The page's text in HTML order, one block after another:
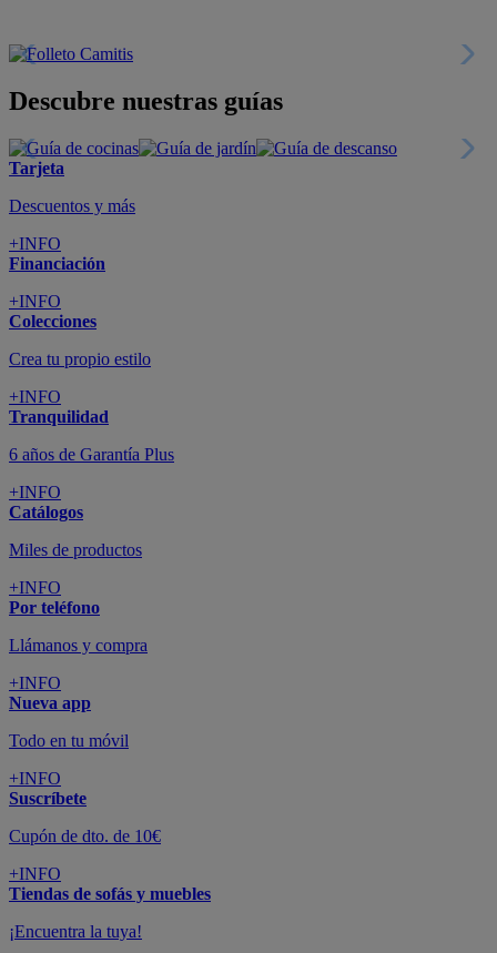
Descubre nuestras guías
Tarjeta
Descuentos y más
+INFO
Financiación
+INFO
Colecciones
Crea tu propio estilo
+INFO
Tranquilidad
6 años de Garantía Plus
+INFO
Catálogos
Miles de productos
+INFO
Por teléfono
Llámanos y compra
+INFO
Nueva app
Todo en tu móvil
+INFO
Suscríbete
Cupón de dto. de 10€
+INFO
Tiendas de sofás y muebles
¡Encuentra la tuya!